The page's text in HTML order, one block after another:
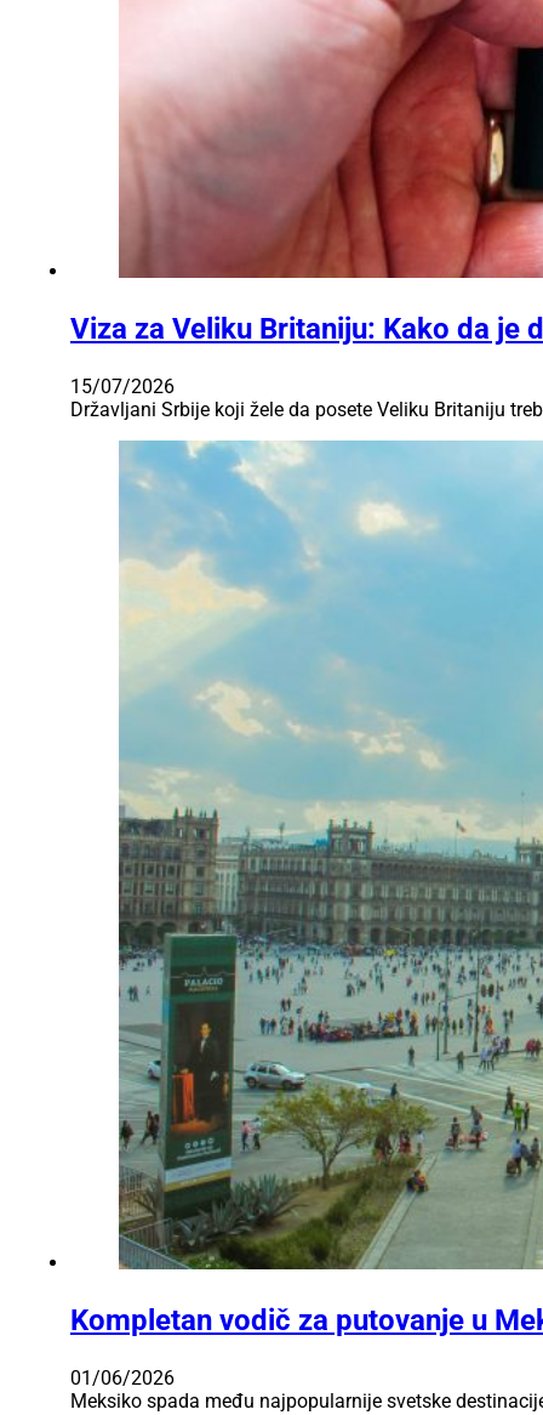
Viza za Veliku Britaniju: Kako da je
15/07/2026
Državljani Srbije koji žele da posete Veliku Britaniju
Kompletan vodič za putovanje u
01/06/2026
Meksiko spada među najpopularnije svetske